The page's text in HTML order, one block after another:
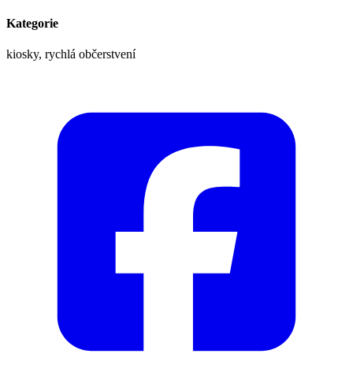
Kategorie
kiosky, rychlá občerstvení